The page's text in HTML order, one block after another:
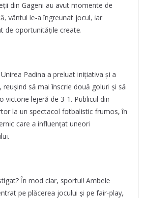
din Gageni au avut momente de
vântul le-a îngreunat jocul, iar
de oportunitățile create.
Padina a preluat inițiativa și a
să mai înscrie două goluri și să
victorie lejeră de 3-1. Publicul din
la un spectacol fotbalistic frumos, în
care a influențat uneori
În mod clar, sportul! Ambele
pe plăcerea jocului și pe fair-play,